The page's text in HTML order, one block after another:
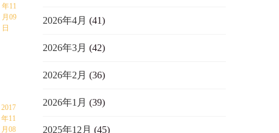
年11
月09
日
2017
年11
月08
2026年4月 (41)
2026年3月 (42)
2026年2月 (36)
2026年1月 (39)
2025年12月 (45)